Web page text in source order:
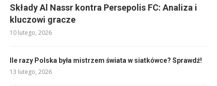
Składy Al Nassr kontra Persepolis FC: Analiza i
kluczowi gracze
10 lutego, 2026
Ile razy Polska była mistrzem świata w siatkówce? Sprawdź!
13 lutego, 2026